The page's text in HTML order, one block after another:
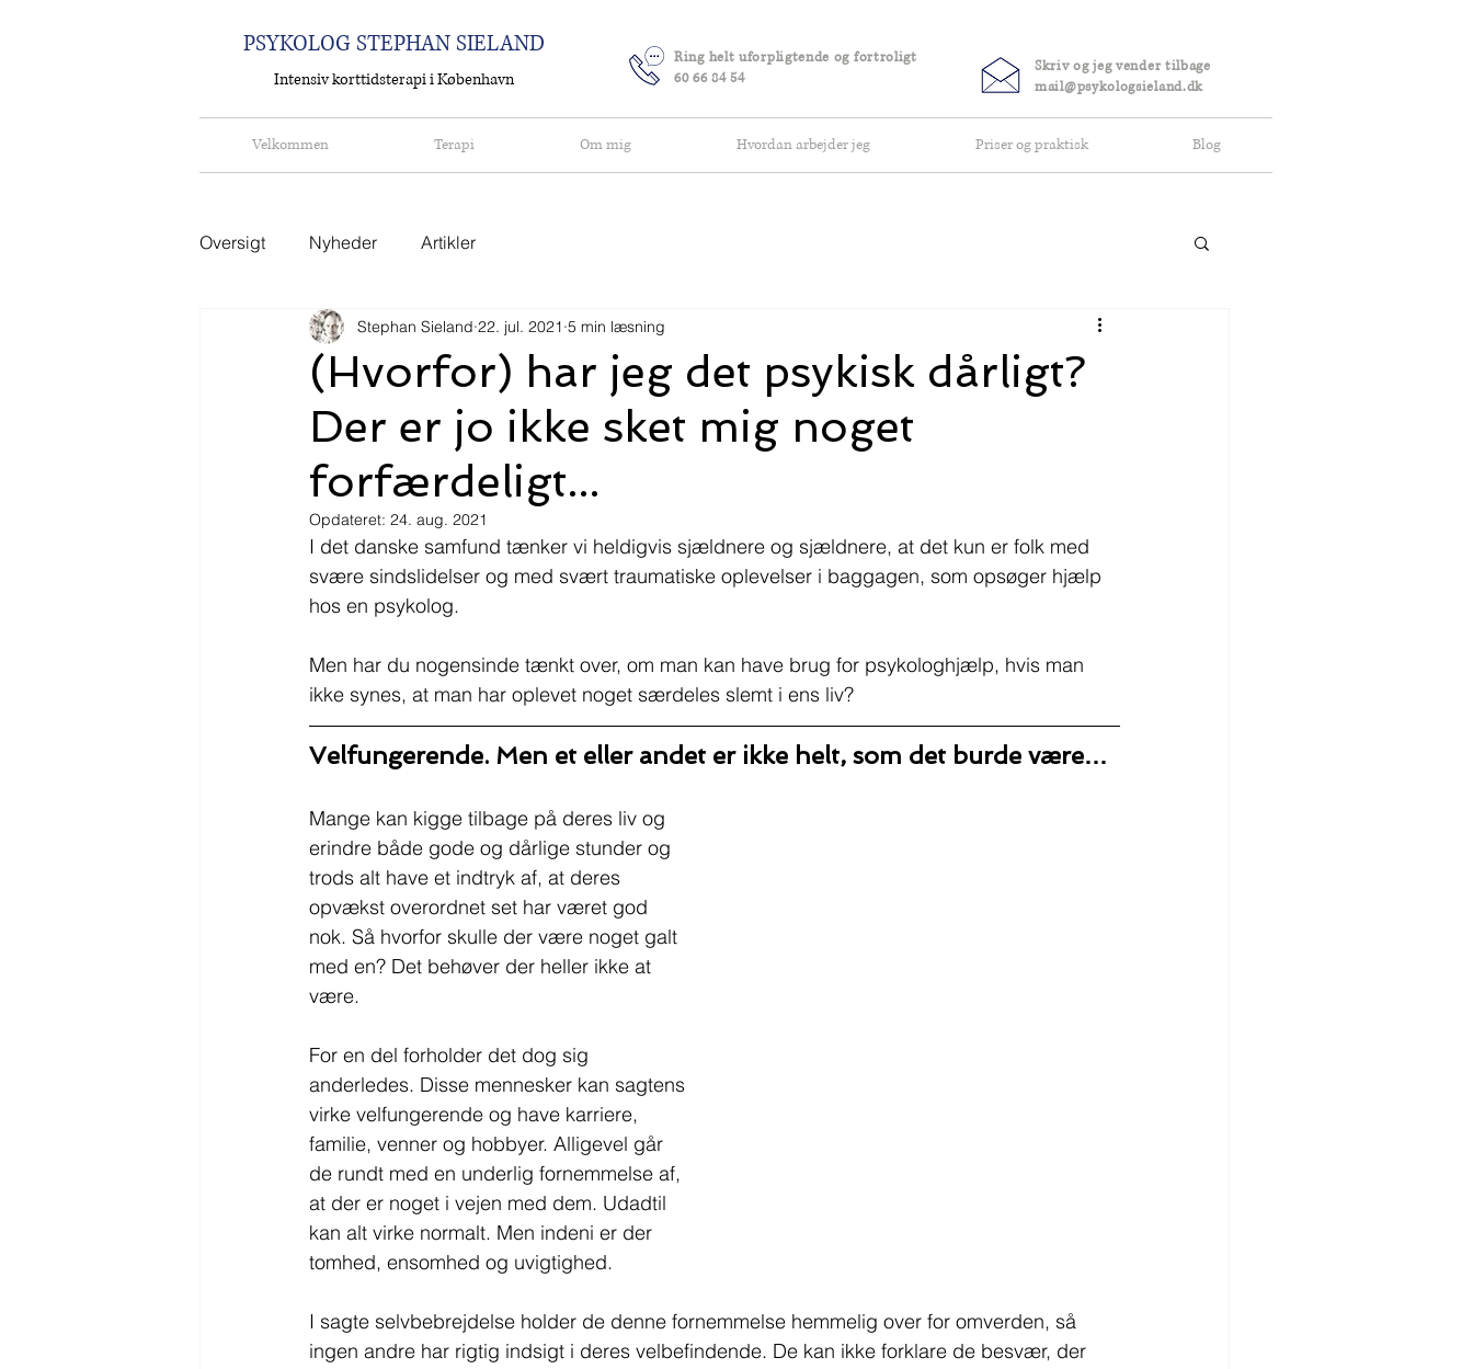
PSYKOLOG STEPHAN SIELAND
Intensiv korttidsterapi i København
Ring helt uforpligtende og fortroligt
60 66 84 54
Skriv og jeg vender tilbage
mail@psykologsieland.dk
Velkommen Terapi Om mig Hvordan arbejder jeg Priser og praktisk Blog
Oversigt Nyheder Artikler
(Hvorfor) har jeg det psykisk dårligt?
Der er jo ikke sket mig noget
forfærdeligt...
Stephan Sieland 22. jul. 2021 5 min læsning
Opdateret: 24. aug. 2021
I det danske samfund tænker vi heldigvis sjældnere og sjældnere, at det kun er folk med
svære sindslidelser og med svært traumatiske oplevelser i baggagen, som opsøger hjælp
hos en psykolog.
Men har du nogensinde tænkt over, om man kan have brug for psykologhjælp, hvis man
ikke synes, at man har oplevet noget særdeles slemt i ens liv?
Velfungerende. Men et eller andet er ikke helt, som det burde være…
Mange kan kigge tilbage på deres liv og
erindre både gode og dårlige stunder og
trods alt have et indtryk af, at deres
opvækst overordnet set har været god
nok. Så hvorfor skulle der være noget galt
med en? Det behøver der heller ikke at
være.
For en del forholder det dog sig
anderledes. Disse mennesker kan sagtens
virke velfungerende og have karriere,
familie, venner og hobbyer. Alligevel går
de rundt med en underlig fornemmelse af,
at der er noget i vejen med dem. Udadtil
kan alt virke normalt. Men indeni er der
tomhed, ensomhed og uvigtighed.
I sagte selvbebrejdelse holder de denne fornemmelse hemmelig over for omverden, så
ingen andre har rigtig indsigt i deres velbefindende. De kan ikke forklare de besvær, der